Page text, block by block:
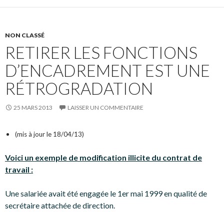
NON CLASSÉ
RETIRER LES FONCTIONS
D’ENCADREMENT EST UNE
RÉTROGRADATION
25 MARS 2013 LAISSER UN COMMENTAIRE
(mis à jour le 18/04/13)
Voici un exemple de modification illicite du contrat de
travail :
Une salariée avait été engagée le 1er mai 1999 en qualité de
secrétaire attachée de direction.